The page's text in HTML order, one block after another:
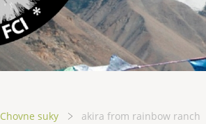
Chovne suky akira from rainbow ranch